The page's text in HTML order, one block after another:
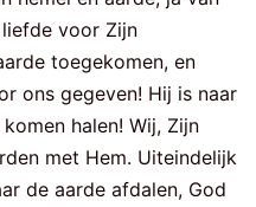
voor Zijn
toegekomen, en
ons gegeven! Hij is naar
halen! Wij, Zijn
met Hem. Uiteindelijk
de aarde afdalen, God